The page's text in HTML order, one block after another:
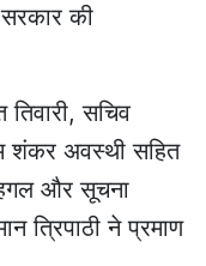
की
सचिव
शंकर अवस्थी सहित
और सूचना
त्रिपाठी ने प्रमाण